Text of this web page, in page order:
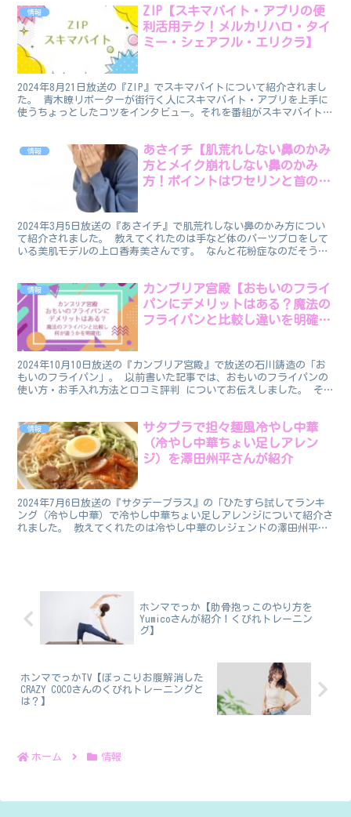
情報
ZIP【スキマバイト・アプリの便
利活用テク！メルカリハロ・タイ
ミー・シェアフル・エリクラ】
2024年8月21日放送の『ZIP』でスキマバイトについて紹介されまし
た。 青木瞭リポーターが街行く人にスキマバイト・アプリを上手に
使うちょっとしたコツをインタビュー。それを番組がスキマバイトの
情報
あさイチ【肌荒れしない鼻のかみ
方とメイク崩れしない鼻のかみ
方！ポイントはワセリンと首の角
2024年3月5日放送の『あさイチ』で肌荒れしない鼻のかみ方につい
て紹介されました。 教えてくれたのは手など体のパーツプロをして
いる美肌モデルの上口香寿美さんです。 なんと花粉症なのだそうで
情報
カンブリア宮殿【おもいのフライ
パンにデメリットはある？魔法の
フライパンと比較し違いを明確
2024年10月10日放送の『カンブリア宮殿』で放送の石川鋳造の「お
もいのフライパン」。 以前書いた記事では、おもいのフライパンの
使い方・お手入れ方法と口コミ評判 についてお伝えしました。 そ
情報
サタプラで担々麺風冷やし中華
（冷やし中華ちょい足しアレン
ジ）を澤田州平さんが紹介
2024年7月6日放送の『サタデープラス』の「ひたすら試してランキ
ング（冷やし中華）で冷やし中華ちょい足しアレンジについて紹介さ
れました。 教えてくれたのは冷やし中華のレジェンドの澤田州平さ
ホンマでっか【肋骨抱っこのやり方を
Yumicoさんが紹介！くびれトレーニン
グ】
ホンマでっかTV【ぽっこりお腹解消した
CRAZY COCOさんのくびれトレーニングと
は？】
ホーム 情報